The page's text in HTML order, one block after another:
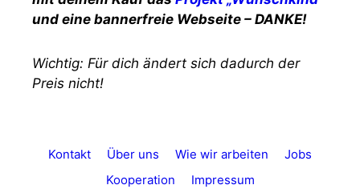
und eine bannerfreie Webseite – DANKE!
Wichtig: Für dich ändert sich dadurch der
Preis nicht!
Kontakt Über uns Wie wir arbeiten
Jobs
Kooperation
Impressum